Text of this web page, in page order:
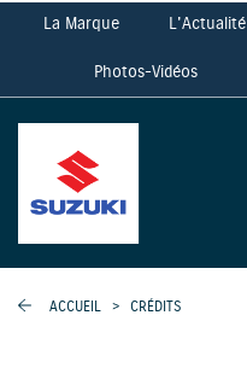
La Marque L'Actualité
Photos-Vidéos
ACCUEIL > CRÉDITS